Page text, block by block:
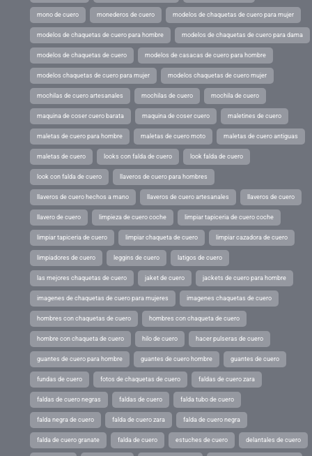
mono de cuero monederos de cuero modelos de chaquetas de cuero para mujer
modelos de chaquetas de cuero para hombre modelos de chaquetas de cuero para dama
modelos de chaquetas de cuero modelos de casacas de cuero para hombre
modelos chaquetas de cuero para mujer modelos chaquetas de cuero mujer
mochilas de cuero artesanales mochilas de cuero mochila de cuero
maquina de coser cuero barata maquina de coser cuero maletines de cuero
maletas de cuero para hombre maletas de cuero moto maletas de cuero antiguas
maletas de cuero looks con falda de cuero look falda de cuero
look con falda de cuero llaveros de cuero para hombres
llaveros de cuero hechos a mano llaveros de cuero artesanales llaveros de cuero
llavero de cuero limpieza de cuero coche limpiar tapiceria de cuero coche
limpiar tapiceria de cuero limpiar chaqueta de cuero limpiar cazadora de cuero
limpiadores de cuero leggins de cuero latigos de cuero
las mejores chaquetas de cuero jaket de cuero jackets de cuero para hombre
imagenes de chaquetas de cuero para mujeres imagenes chaquetas de cuero
hombres con chaquetas de cuero hombres con chaqueta de cuero
hombre con chaqueta de cuero hilo de cuero hacer pulseras de cuero
guantes de cuero para hombre guantes de cuero hombre guantes de cuero
fundas de cuero fotos de chaquetas de cuero faldas de cuero zara
faldas de cuero negras faldas de cuero falda tubo de cuero
falda negra de cuero falda de cuero zara falda de cuero negra
falda de cuero granate falda de cuero estuches de cuero delantales de cuero